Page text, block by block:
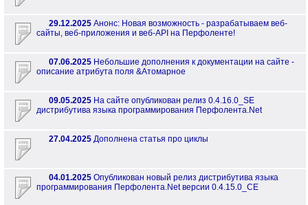
29.12.2025 Анонс: Новая возможность - разрабатываем веб-
сайты, веб-приложения и веб-API на Перфоленте!
07.06.2025 Небольшие дополнения к документации на сайте -
описание атрибута поля &Атомарное
09.05.2025 На сайте опубликован релиз 0.4.16.0_SE
дистрибутива языка программирования Перфолента.Net
27.04.2025 Дополнена статья про циклы
04.01.2025 Опубликован новый релиз дистрибутива языка
программирования Перфолента.Net версии 0.4.15.0_CE